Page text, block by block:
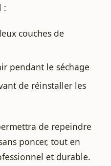
:
couches de
pendant le séchage
de réinstaller les
de repeindre
poncer, tout en
et durable.